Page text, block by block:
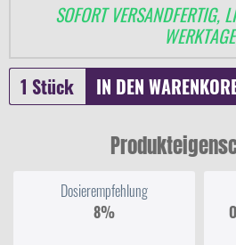
SOFORT VERSANDFERTIG,
WERKTAGE
IN DEN
Dosierempfehlung
8%